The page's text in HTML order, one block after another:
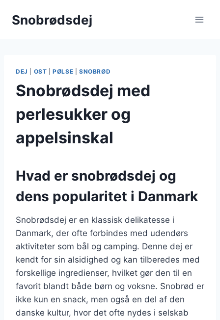
Snobrødsdej
DEJ OST |PØLSE SNOBRØD
Snobrødsdej med
perlesukker og
appelsinskal
Hvad er snobrødsdej og
dens popularitet i Danmark
Snobrødsdej er en klassisk delikatesse i
Danmark, der ofte forbindes med udendørs
aktiviteter som bål og camping. Denne dej er
kendt for sin alsidighed og kan tilberedes med
forskellige ingredienser, hvilket gør den til en
favorit blandt både børn og voksne. Snobrød er
ikke kun en snack, men også en del af den
danske kultur, hvor det ofte nydes i selskab